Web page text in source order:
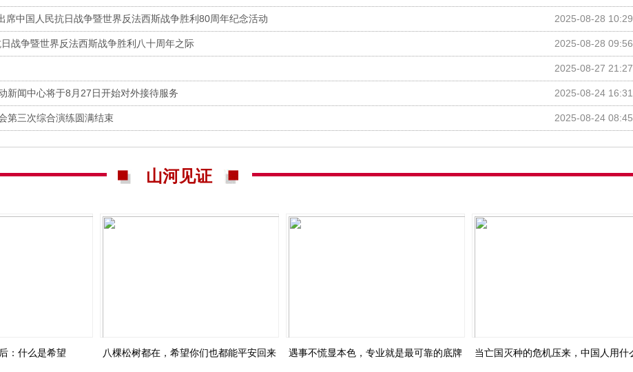
中国人民抗日战争暨世界反法西斯战争胜利80周年纪念活动 2025-08-28 10:29
战争暨世界反法西斯战争胜利八十周年之际 2025-08-28 09:56
2025-08-27 21:27
新闻中心将于8月27日开始对外接待服务 2025-08-24 16:31
第三次综合演练圆满结束 2025-08-24 08:45
山河见证
：什么是希望 八棵松树都在，希望你们也都能平安回来 遇事不慌显本色，专业就是最可靠的底牌 当亡国灭种的危机压来，中国人用什